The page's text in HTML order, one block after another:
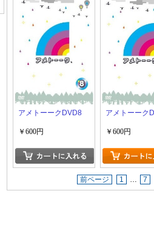
アメトーークDVD8
￥600円
アメトーーク
￥600円
前ページ 1 … 7